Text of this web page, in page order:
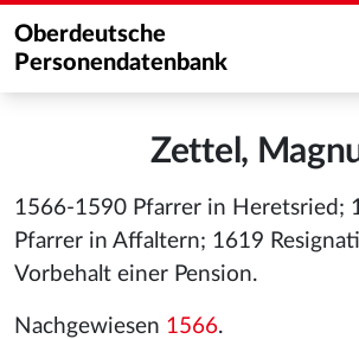
Oberdeutsche
Personendatenbank
Zettel,
1566-1590 Pfarrer in Heretsried;
Pfarrer in Affaltern; 1619
Vorbehalt einer Pension.
Nachgewiesen 1566.